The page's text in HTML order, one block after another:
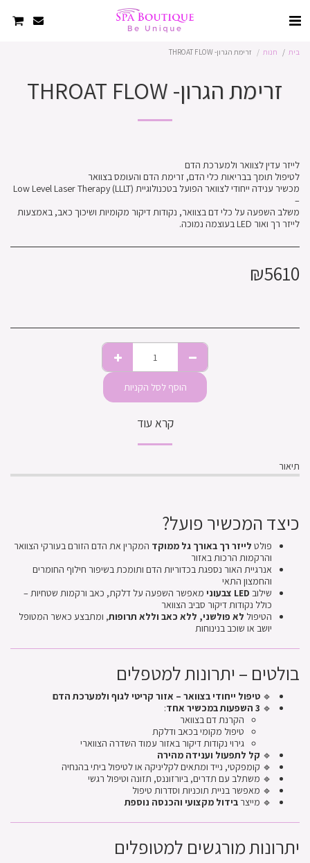
בית חנות זרימת הגרון- THROAT FLOW
זרימת הגרון- THROAT FLOW
מכשיר ענידה ייחודי לצוואר הפועל בטכנולוגיית Low Level Laser Therapy (LLLT)
משלב השפעה על כלי דם בצוואר, נקודות דיקור מקומיות ושיכוך כאב, באמצעות
לייזר רך ואור LED בעוצמה נמוכה.
₪5610
הוסף לסל הקניות
קרא עוד
תיאור
כיצד המכשיר פועל?
פולט לייזר רך באורך גל ממוקד המקרין את הדם הזורם בעורקי הצוואר
והרקמות הרכות באזור
אנרגיית האור נספגת בכדוריות הדם ותומכת בשיפור חילוף החומרים
והחמצון התאי
שילוב LED צבעוני
מאפשר השפעה על דלקת, כאב ורקמות שטחיות –
כולל נקודות דיקור סביב הצוואר
הטיפול לא פולשני, ללא כאב וללא תרופות, ומתבצע כאשר המטופל
יושב או שוכב בנינוחות
בולטים – יתרונות למטפלים
🔹 טיפול ייחודי בצוואר – אזור קריטי לגוף ולמערכת הדם
🔹 3 השפעות במכשיר אחד
:
הקרנת דם בצוואר
טיפול מקומי בכאב ודלקת
גירוי נקודות דיקור באזור עמוד השדרה הצווארי
🔹 קל לתפעול וענידה מהירה
🔹 קומפקטי, נייד ומתאים לקליניקה או לטיפול ביתי בהנחיה
🔹 משתלב עם תדרים, ביורזוננס, תזונה וטיפול רגשי
🔹 מאפשר בניית תוכניות וסדרות טיפול
🔹 מייצר בידול מקצועי והכנסה נוספת
יתרונות מורגשים למטופלים